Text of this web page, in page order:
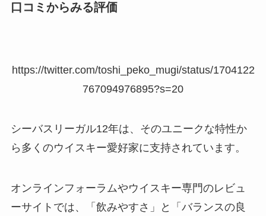
口コミからみる評価
https://twitter.com/toshi_peko_mugi/status/1704122
767094976895?s=20
シーバスリーガル12年は、そのユニークな特性か
ら多くのウイスキー愛好家に支持されています。
オンラインフォーラムやウイスキー専門のレビュ
ーサイトでは、「飲みやすさ」と「バランスの良